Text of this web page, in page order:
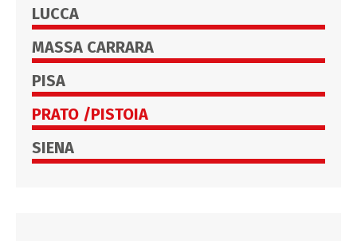
LUCCA
MASSA CARRARA
PISA
PRATO /PISTOIA
SIENA